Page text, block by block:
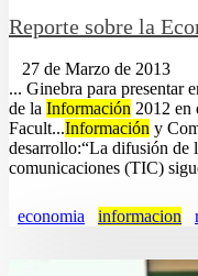
Reporte sobre la
27 de Marzo de 2013
... Ginebra para presentar
de la Información 2012 en
Facult...Información y
desarrollo:“La difusión de
comunicaciones (TIC)
economia informacion